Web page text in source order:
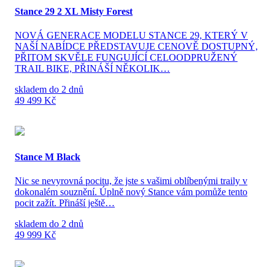
Stance 29 2 XL Misty Forest
NOVÁ GENERACE MODELU STANCE 29, KTERÝ V
NAŠÍ NABÍDCE PŘEDSTAVUJE CENOVĚ DOSTUPNÝ,
PŘITOM SKVĚLE FUNGUJÍCÍ CELOODPRUŽENÝ
TRAIL BIKE, PŘINÁŠÍ NĚKOLIK…
skladem do 2 dnů
49 499 Kč
Stance M Black
Nic se nevyrovná pocitu, že jste s vašimi oblíbenými traily v
dokonalém souznění. Úplně nový Stance vám pomůže tento
pocit zažít. Přináší ještě…
skladem do 2 dnů
49 999 Kč